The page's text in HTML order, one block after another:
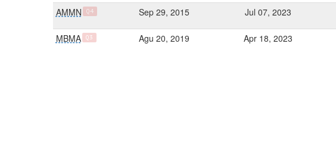
AMMN Q4 Sep 29, 2015 Jul 07, 2023
MBMA Q3 Agu 20, 2019 Apr 18, 2023